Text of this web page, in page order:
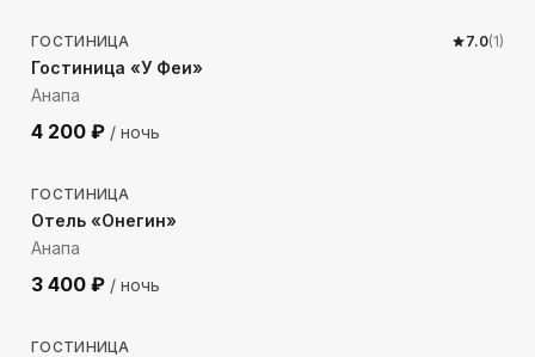
ГОСТИНИЦА 7.0(1)
Гостиница «У Феи»
Анапа
4 200 ₽ / ночь
279м до моря
ГОСТИНИЦА
Отель «Онегин»
Анапа
3 400 ₽ / ночь
624м до моря
ГОСТИНИЦА